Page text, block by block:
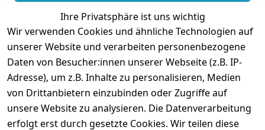
Sie haben noch kein Konto?
Jetzt anmelden!
Ihre Privatsphäre ist uns wichtig
Wir verwenden Cookies und ähnliche Technologien auf
unserer Website und verarbeiten personenbezogene
Daten von Besucher:innen unserer Webseite (z.B. IP-
Adresse), um z.B. Inhalte zu personalisieren, Medien
von Drittanbietern einzubinden oder Zugriffe auf
unsere Website zu analysieren. Die Datenverarbeitung
erfolgt erst durch gesetzte Cookies. Wir teilen diese
Rechtliches
AGB
Services
Kontakt
Wir
versenden
mit
Zahle
bequem per